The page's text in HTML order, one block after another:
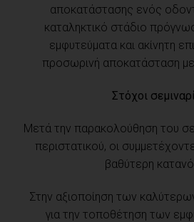
αποκατάστασης ενός
καταληκτικό στάδιο
εμφυτεύματα και ακίνητη
προσωρινή αποκατάσταση
Στόχοι
Μετά την παρακολούθηση του
περιστατικού, οι
βαθύτερη
Στην αξιοποίηση των
για την τοποθέτηση των